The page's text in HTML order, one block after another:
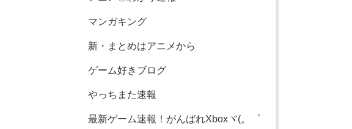
マンガキング
新・まとめはアニメから
ゲーム好きブログ
やっちまた速報
最新ゲーム速報！がんばれXboxヾ(。゜